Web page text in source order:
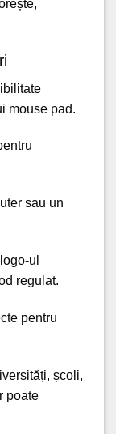
mouse pad.
sau un
ul
regulat.
pentru
școli,
poate